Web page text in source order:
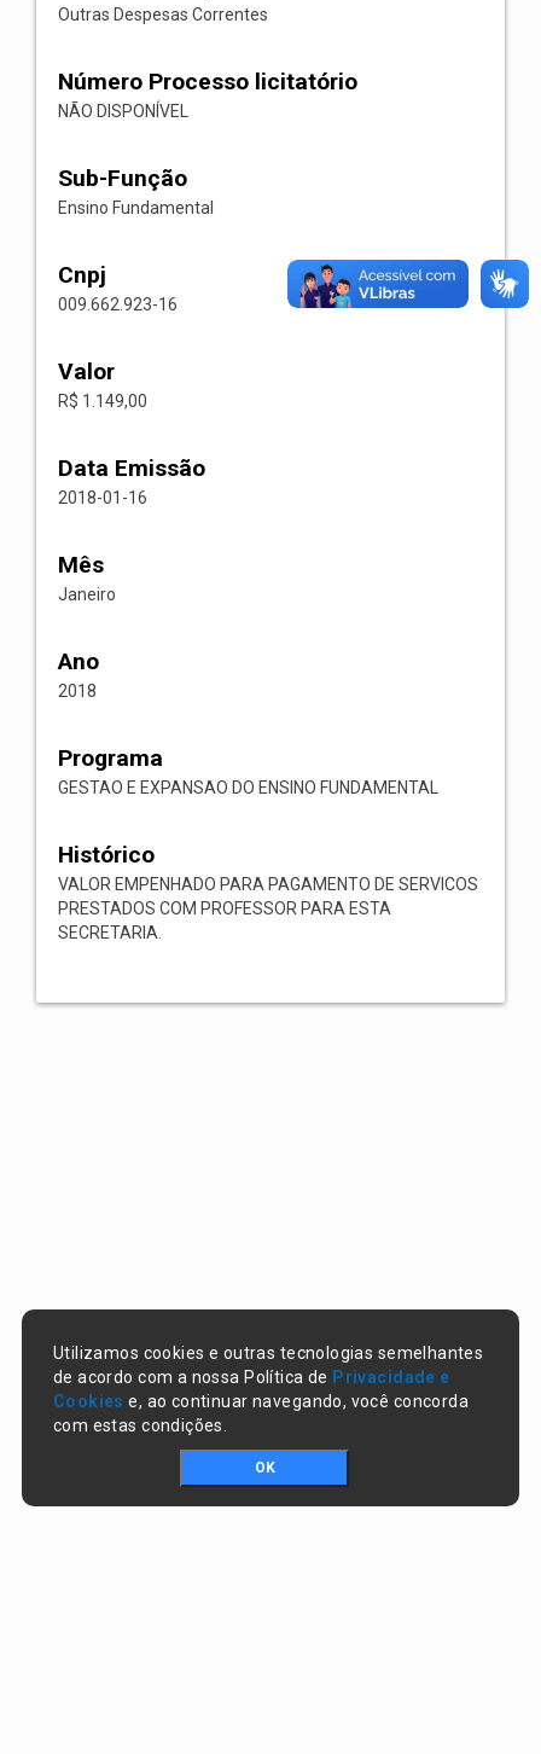
Outras Despesas Correntes
Número Processo licitatório
NÃO DISPONÍVEL
Sub-Função
Ensino Fundamental
Cnpj
009.662.923-16
Valor
R$ 1.149,00
Data Emissão
2018-01-16
Mês
Janeiro
Ano
2018
Programa
GESTAO E EXPANSAO DO ENSINO FUNDAMENTAL
Histórico
VALOR EMPENHADO PARA PAGAMENTO DE SERVICOS
PRESTADOS COM PROFESSOR PARA ESTA
SECRETARIA.
Utilizamos cookies e outras tecnologias semelhantes
de acordo com a nossa Política de Privacidade e
Cookies e, ao continuar navegando, você concorda
com estas condições.
OK